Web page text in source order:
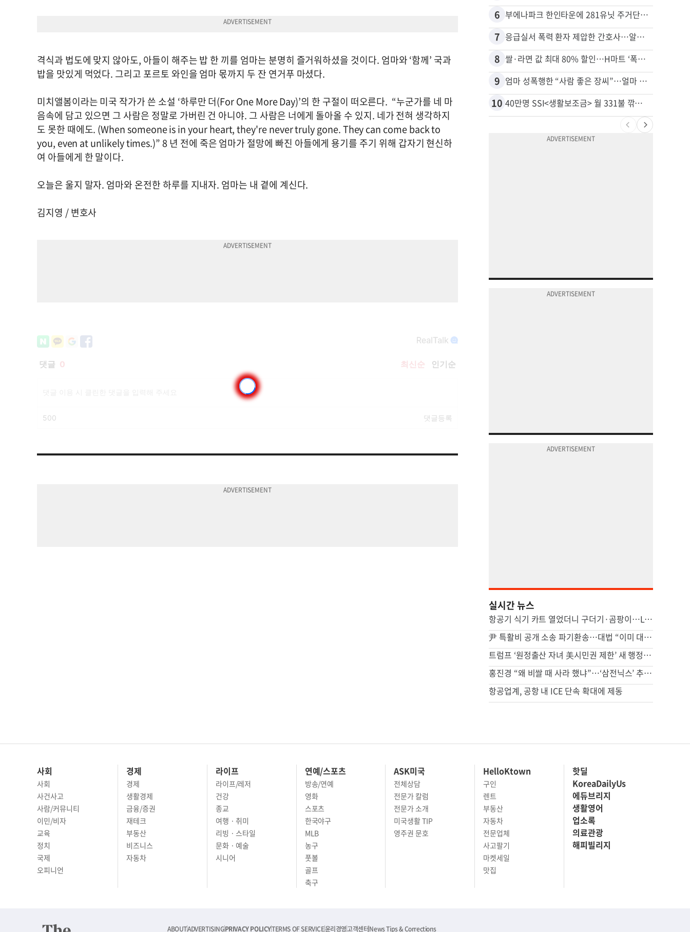
격식과 법도에 맞지 않아도, 아들이 해주는 밥 한 끼를 엄마는 분명히 즐거워하셨을 것이다. 엄마와 ‘함께’ 국과
밥을 맛있게 먹었다. 그리고 포르토 와인을 엄마 몫까지 두 잔 연거푸 마셨다.
미치앨봄이라는 미국 작가가 쓴 소설 ‘하루만 더(For One More Day)’의 한 구절이 떠오른다. “누군가를 네 마
음속에 담고 있으면 그 사람은 정말로 가버린 건 아니야. 그 사람은 너에게 돌아올 수 있지. 네가 전혀 생각하지
도 못한 때에도. (When someone is in your heart, they're never truly gone. They can come back to
you, even at unlikely times.)” 8 년 전에 죽은 엄마가 절망에 빠진 아들에게 용기를 주기 위해 갑자기 현신하
여 아들에게 한 말이다.
오늘은 울지 말자. 엄마와 온전한 하루를 지내자. 엄마는 내 곁에 계신다.
김지영 / 변호사
6 부에나파크 한인타운에 281유닛 주거단지 들어선다
7 응급실서 폭력 환자 제압한 간호사…알고 보니
8 쌀·라면 값 최대 80% 할인…H마트 ‘폭탄 세일’
9 엄마 성폭행한 “사람 좋은 장씨”…얼마 뒤 딸 배도 불러왔다
10 40만명 SSI<생활보조금> 월 331불 깎이나
실시간 뉴스
항공기 식기 카트 열었더니 구더기·곰팡이…LAX 기내식 업체 논란
尹 특활비 공개 소송 파기환송…대법 “이미 대통령기록관 이관”
트럼프 ‘원정출산 자녀 美시민권 제한’ 새 행정명령 서명
홍진경 “왜 비쌀 때 사라 했냐”…‘삼전닉스’ 추천 전문가에 분노
항공업계, 공항 내 ICE 단속 확대에 제동
사회
사회
사건사고
사람/커뮤니티
이민/비자
교육
정치
국제
오피니언
경제
경제
생활경제
금융/증권
재테크
부동산
비즈니스
자동차
라이프
라이프/레저
건강
종교
여행 · 취미
리빙 · 스타일
문화 · 예술
시니어
연예/스포츠
방송/연예
영화
스포츠
한국야구
MLB
농구
풋볼
골프
축구
ASK미국
전체상담
전문가 칼럼
전문가 소개
미국생활 TIP
영주권 문호
HelloKtown
구인
렌트
부동산
자동차
전문업체
사고팔기
마켓세일
맛집
핫딜
KoreaDailyUs
에듀브리지
생활영어
업소록
의료관광
해피빌리지
ABOUTADVERTISINGPRIVACY POLICYTERMS OF SERVICE윤리경영고객센터News Tips & Corrections